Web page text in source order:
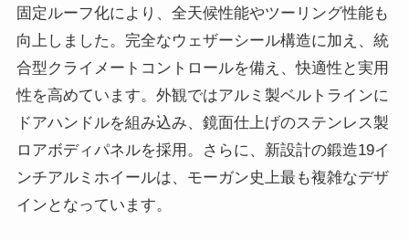
固定ルーフ化により、全天候性能やツーリング性能も
向上しました。完全なウェザーシール構造に加え、統
合型クライメートコントロールを備え、快適性と実用
性を高めています。外観ではアルミ製ベルトラインに
ドアハンドルを組み込み、鏡面仕上げのステンレス製
ロアボディパネルを採用。さらに、新設計の鍛造19イ
ンチアルミホイールは、モーガン史上最も複雑なデザ
インとなっています。